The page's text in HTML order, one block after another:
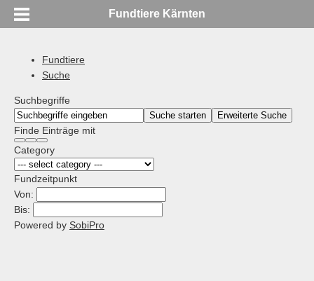
Fundtiere Kärnten
Fundtiere
Suche
Suchbegriffe
Suche starten Erweiterte Suche
Finde Einträge mit
Category
Fundzeitpunkt
Von:
Bis:
Powered by SobiPro